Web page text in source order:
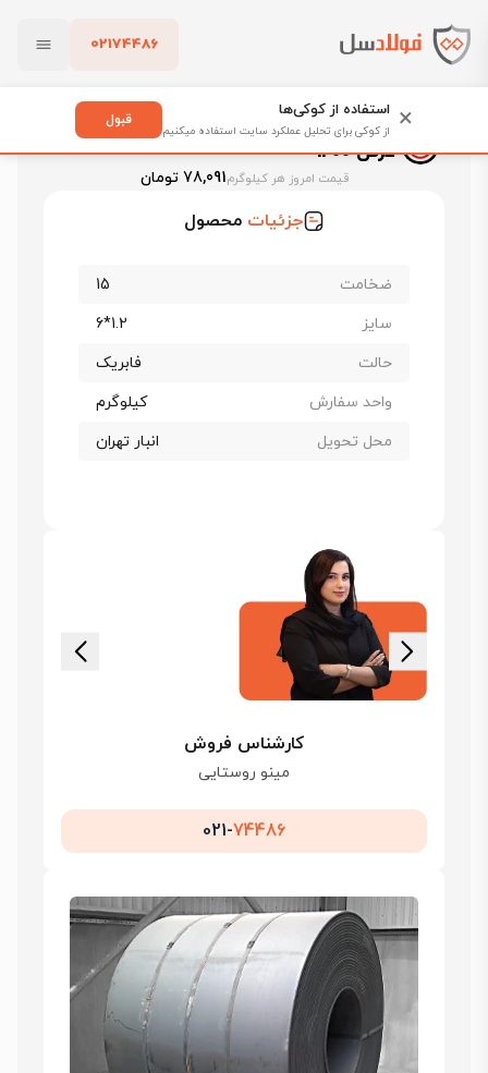
02174486
پاک کردن
فولادسل
ورق سیاه فابریک قطعات st37 ضخامت 15
عرض 1200
قیمت امروز هر کیلوگرم78,091 تومان
جزئیات محصول
ضخامت
15
سایز
1.2*6
حالت
فابریک
واحد سفارش
کیلوگرم
محل تحویل
انبار تهران
کارشناس فروش
مینو روستایی
021-74486
× استفاده از کوکی‌ها
از کوکی برای تحلیل عملکرد سایت استفاده میکنیم
قبول